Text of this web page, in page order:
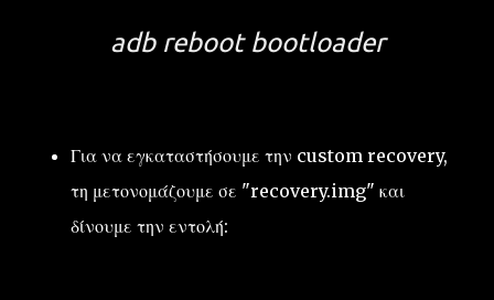
adb reboot bootloader
Για να εγκαταστήσουμε την custom recovery,
τη μετονομάζουμε σε "recovery.img" και
δίνουμε την εντολή: